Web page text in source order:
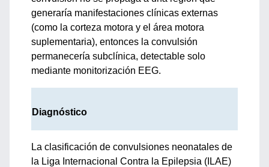
generaría manifestaciones clínicas externas
(como la corteza motora y el área motora
suplementaria), entonces la convulsión
permanecería subclínica, detectable solo
mediante monitorización EEG.
Diagnóstico
La clasificación de convulsiones neonatales de
la Liga Internacional Contra la Epilepsia (ILAE)